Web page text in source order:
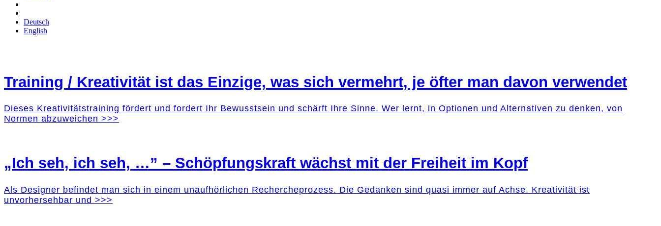
Deutsch
English
Training / Kreativität ist das Einzige, was sich vermehrt, je öfter man davon verwendet
Dieses Kreativitätstraining fördert und fordert Ihr Bewusstsein und schärft Ihre Sinne. Wer lernt, in Optionen und Alternativen zu denken, von
Normen abzuweichen >>>
„Ich seh, ich seh, …” – Schöpfungskraft wächst mit der Freiheit im Kopf
Als Designer befindet man sich in einem unaufhörlichen Rechercheprozess. Die Gedanken sind quasi immer auf Achse. Kreativität ist
unvorhersehbar und >>>